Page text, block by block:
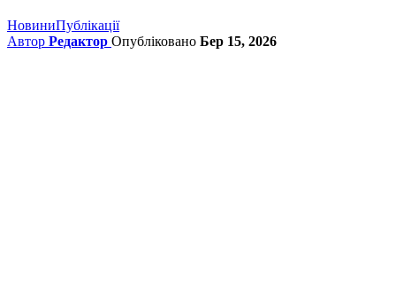
НовиниПублікації
Автор Редактор Опубліковано Бер 15, 2026